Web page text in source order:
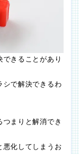
できることがあり
シで解決できるわ
まりと解消でき
悪化してしまうお